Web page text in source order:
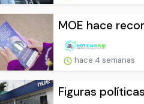
MOE hace
hace 4 semanas
Figuras